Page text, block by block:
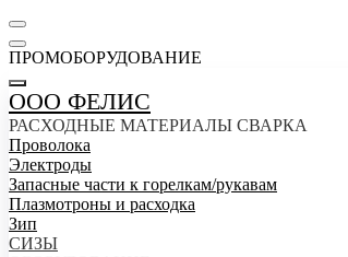
ПРОМОБОРУДОВАНИЕ
ООО ФЕЛИС
РАСХОДНЫЕ МАТЕРИАЛЫ СВАРКА
Проволока
Электроды
Запасные части к горелкам/рукавам
Плазмотроны и расходка
Зип
СИЗЫ